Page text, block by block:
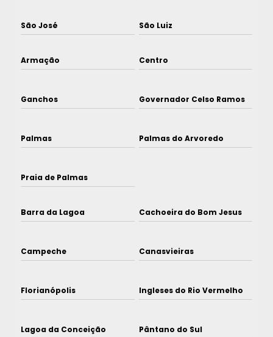
São José São Luiz
Armação Centro
Ganchos Governador Celso Ramos
Palmas Palmas do Arvoredo
Praia de Palmas
Barra da Lagoa Cachoeira do Bom Jesus
Campeche Canasvieiras
Florianópolis Ingleses do Rio Vermelho
Lagoa da Conceição Pântano do Sul